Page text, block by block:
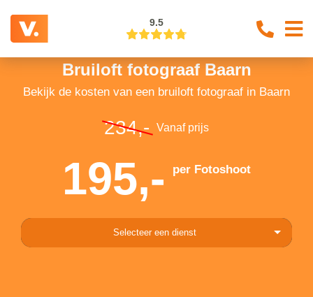
9.5
Bruiloft fotograaf Baarn
Bekijk de kosten van een bruiloft fotograaf in Baarn
234,- Vanaf prijs
195,- per Fotoshoot
Selecteer een dienst